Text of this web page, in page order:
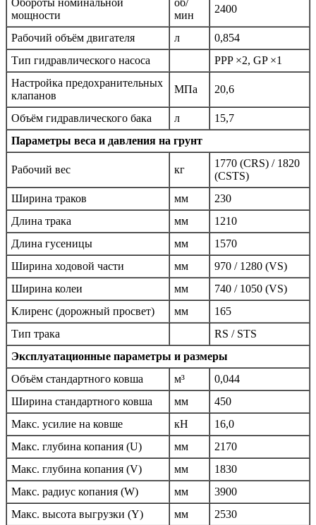
Обороты номинальной
мощности
об/
мин
2400
Рабочий объём двигателя л
0,854
Тип гидравлического насоса
PPP ×2, GP ×1
Настройка предохранительных
клапанов
МПа 20,6
Объём гидравлического бака л
15,7
Параметры веса и давления на грунт
Рабочий вес кг
1770 (CRS) / 1820
(CSTS)
Ширина траков
мм
230
Длина трака
мм
1210
Длина гусеницы
мм
1570
Ширина ходовой части
мм
970 / 1280 (VS)
Ширина колеи
мм
740 / 1050 (VS)
Клиренс (дорожный просвет)
мм
165
Тип трака
RS / STS
Эксплуатационные параметры и размеры
Объём стандартного ковша
м³
0,044
Ширина стандартного ковша
мм
450
Макс. усилие на ковше
кН
16,0
Макс. глубина копания (U)
мм
2170
Макс. глубина копания (V)
мм
1830
Макс. радиус копания (W)
мм
3900
Макс. высота выгрузки (Y)
мм
2530